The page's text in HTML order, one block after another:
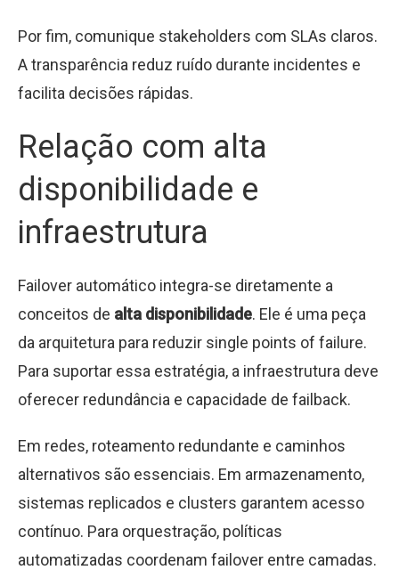
Por fim, comunique stakeholders com SLAs claros.
A transparência reduz ruído durante incidentes e
facilita decisões rápidas.
Relação com alta
disponibilidade e
infraestrutura
Failover automático integra-se diretamente a
conceitos de alta disponibilidade. Ele é uma peça
da arquitetura para reduzir single points of failure.
Para suportar essa estratégia, a infraestrutura deve
oferecer redundância e capacidade de failback.
Em redes, roteamento redundante e caminhos
alternativos são essenciais. Em armazenamento,
sistemas replicados e clusters garantem acesso
contínuo. Para orquestração, políticas
automatizadas coordenam failover entre camadas.